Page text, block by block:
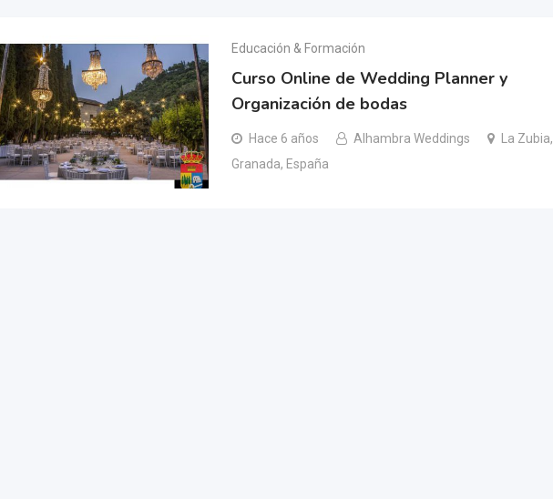
Educación & Formación
Curso Online de Wedding Planner y
Organización de bodas
Hace 6 años Alhambra Weddings
La Zubia,
Granada, España